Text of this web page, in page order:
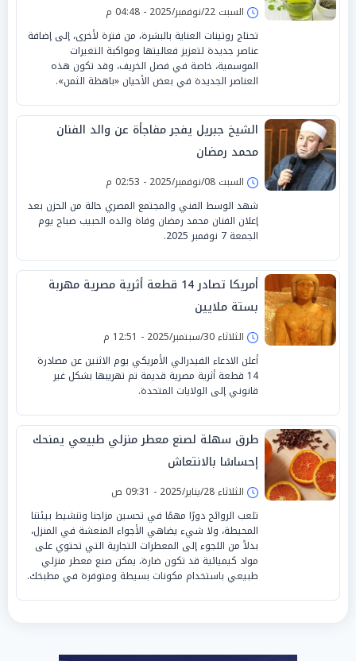
السبت 22/نوفمبر/2025 - 04:48 م
تحتاج روتينات العناية بالبشرة، من فترة لأخرى، إلى إضافة
عناصر جديدة لتعزيز فعاليتها ومواكبة التغيرات
الموسمية، خاصة في فصل الخريف، وقد تكون هذه
العناصر الجديدة في بعض الأحيان «باهظة الثمن».
الشيخ جبريل يفجر مفاجأة عن والد الفنان
محمد رمضان
السبت 08/نوفمبر/2025 - 02:53 م
شهد الوسط الفني والمجتمع المصري حالة من الحزن بعد
إعلان الفنان محمد رمضان وفاة والده الحبيب صباح يوم
الجمعة 7 نوفمبر 2025.
أمريكا تصادر 14 قطعة أثرية مصرية مهربة
بستة ملايين
الثلاثاء 30/سبتمبر/2025 - 12:51 م
أعلن الادعاء الفيدرالي الأمريكي يوم الاثنين عن مصادرة
14 قطعة أثرية مصرية قديمة تم تهريبها بشكل غير
قانوني إلى الولايات المتحدة.
طرق سهلة لصنع معطر منزلي طبيعي يمنحك
إحساسًا بالانتعاش
الثلاثاء 28/يناير/2025 - 09:31 ص
تلعب الروائح دورًا مهمًا في تحسين مزاجنا وتنشيط بيئتنا
المحيطة، ولا شيء يضاهي الأجواء المنعشة في المنزل،
بدلاً من اللجوء إلى المعطرات التجارية التي تحتوي على
مواد كيميائية قد تكون ضارة، يمكن صنع معطر منزلي
طبيعي باستخدام مكونات بسيطة ومتوفرة في مطبخك.